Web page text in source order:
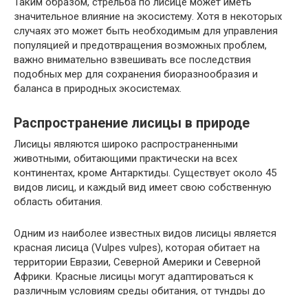
значительное влияние на экосистему. Хотя в некоторых
случаях это может быть необходимым для управления
популяцией и предотвращения возможных проблем,
важно внимательно взвешивать все последствия
подобных мер для сохранения биоразнообразия и
баланса в природных экосистемах.
Распространение лисицы в природе
Лисицы являются широко распространенными
животными, обитающими практически на всех
континентах, кроме Антарктиды. Существует около 45
видов лисиц, и каждый вид имеет свою собственную
область обитания.
Одним из наиболее известных видов лисицы является
красная лисица (Vulpes vulpes), которая обитает на
территории Евразии, Северной Америки и Северной
Африки. Красные лисицы могут адаптироваться к
различным условиям среды обитания, от тундры до